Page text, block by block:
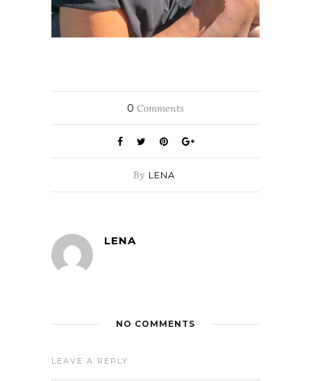
0 Comments
By LENA
LENA
NO COMMENTS
LEAVE A REPLY